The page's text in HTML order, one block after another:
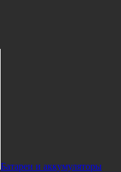
Батареи и аккумуляторы